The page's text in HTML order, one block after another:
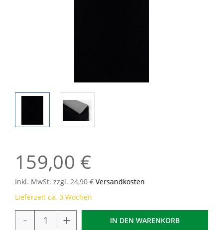
159,00 €
Inkl. MwSt. zzgl. 24,90 € Versandkosten
Lieferzeit ca. 3 Wochen
- + IN DEN WARENKORB